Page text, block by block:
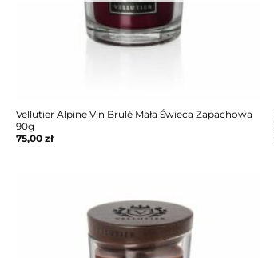
Vellutier Alpine Vin Brulé Mała Świeca Zapachowa
90g
75,00zł